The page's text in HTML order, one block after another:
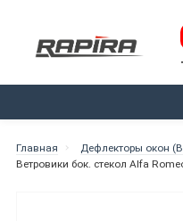
Главная
Дефлекторы окон
Ветровики бок. стекол Alfa